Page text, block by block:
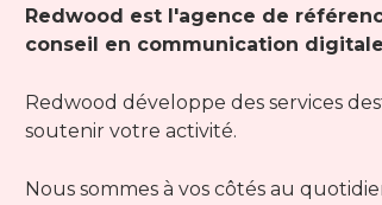
Redwood est l'agence de
conseil en communication
Redwood développe des services
soutenir votre activité.
Nous sommes à vos côtés au